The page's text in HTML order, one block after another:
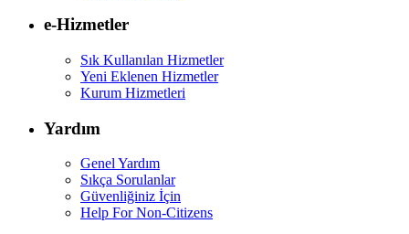
e-Hizmetler
Sık Kullanılan Hizmetler
Yeni Eklenen Hizmetler
Kurum Hizmetleri
Yardım
Genel Yardım
Sıkça Sorulanlar
Güvenliğiniz İçin
Help For Non-Citizens